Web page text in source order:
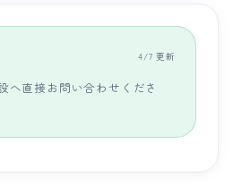
4/7 更新
へ直接お問い合わせくださ